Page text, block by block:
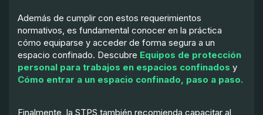
Además de cumplir con estos requerimientos
normativos, es fundamental conocer en la práctica
cómo equiparse y acceder de forma segura a un
espacio confinado. Descubre Equipos de protección
personal para trabajos en espacios confinados y
Cómo entrar a un espacio confinado, paso a paso.
Finalmente, la STPS también recomienda capacitar al